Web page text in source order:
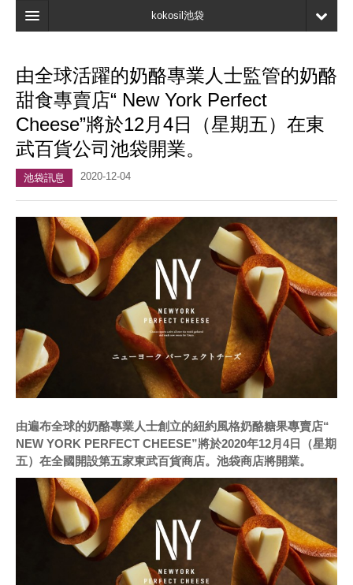
kokosil池袋
地圖
最新資訊
口碑
我的頁面
由全球活躍的奶酪專業人士監管的奶酪
甜食專賣店“ New York Perfect
Cheese”將於12月4日（星期五）在東
武百貨公司池袋開業。
池袋訊息 2020-12-04
由遍布全球的奶酪專業人士創立的紐約風格奶酪糖果專賣店“
NEW YORK PERFECT CHEESE”將於2020年12月4日（星期
五）在全國開設第五家東武百貨商店。池袋商店將開業。